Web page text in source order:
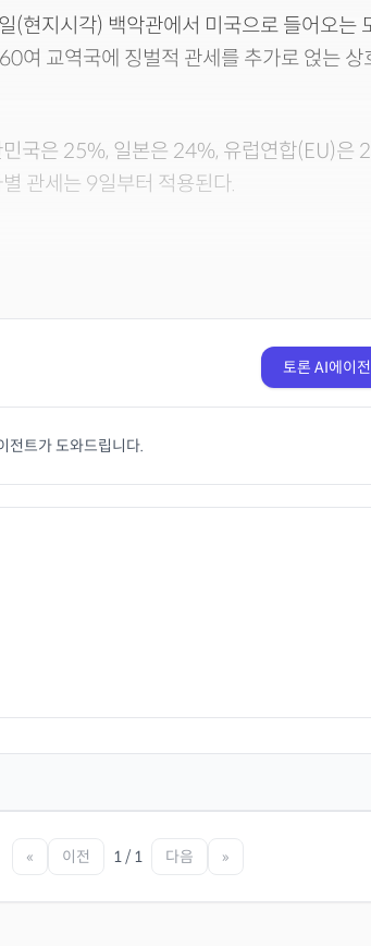
(현지시각) 백악관에서 미국으로 들어오는
여 교역국에 징벌적 관세를 추가로 얹는 상
국은 25%, 일본은 24%, 유럽연합(EU)은
관세는 9일부터 적용된다.
토론 AI에이
전트가 도와드립니다.
« 이전 1 / 1 다음 »